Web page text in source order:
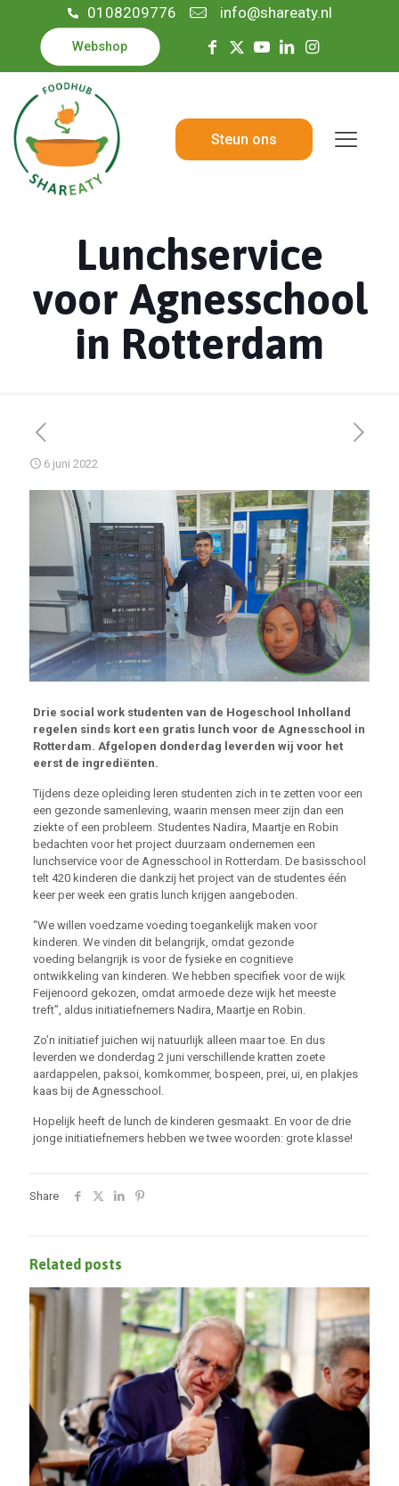
0108209776 info@shareaty.nl
Webshop
Steun ons
Lunchservice
voor Agnesschool
in Rotterdam
6 juni 2022
Drie social work studenten van de Hogeschool Inholland
regelen sinds kort een gratis lunch voor de Agnesschool in
Rotterdam. Afgelopen donderdag leverden wij voor het
eerst de ingrediënten.
Tijdens deze opleiding leren studenten zich in te zetten voor een
een gezonde samenleving, waarin mensen meer zijn dan een
ziekte of een probleem. Studentes Nadira, Maartje en Robin
bedachten voor het project duurzaam ondernemen een
lunchservice voor de Agnesschool in Rotterdam. De basisschool
telt 420 kinderen die dankzij het project van de studentes één
keer per week een gratis lunch krijgen aangeboden.
“We willen voedzame voeding toegankelijk maken voor
kinderen. We vinden dit belangrijk, omdat gezonde
voeding belangrijk is voor de fysieke en cognitieve
ontwikkeling van kinderen. We hebben specifiek voor de wijk
Feijenoord gekozen, omdat armoede deze wijk het meeste
treft”, aldus initiatiefnemers Nadira, Maartje en Robin.
Zo’n initiatief juichen wij natuurlijk alleen maar toe. En dus
leverden we donderdag 2 juni verschillende kratten zoete
aardappelen, paksoi, komkommer, bospeen, prei, ui, en plakjes
kaas bij de Agnesschool.
Hopelijk heeft de lunch de kinderen gesmaakt. En voor de drie
jonge initiatiefnemers hebben we twee woorden: grote klasse!
Share
Related posts